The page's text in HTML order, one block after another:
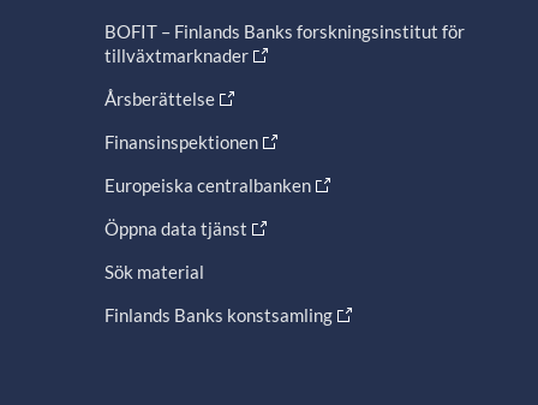
BOFIT – Finlands Banks forskningsinstitut för
tillväxtmarknader
Årsberättelse
Finansinspektionen
Europeiska centralbanken
Öppna data tjänst
Sök material
Finlands Banks konstsamling